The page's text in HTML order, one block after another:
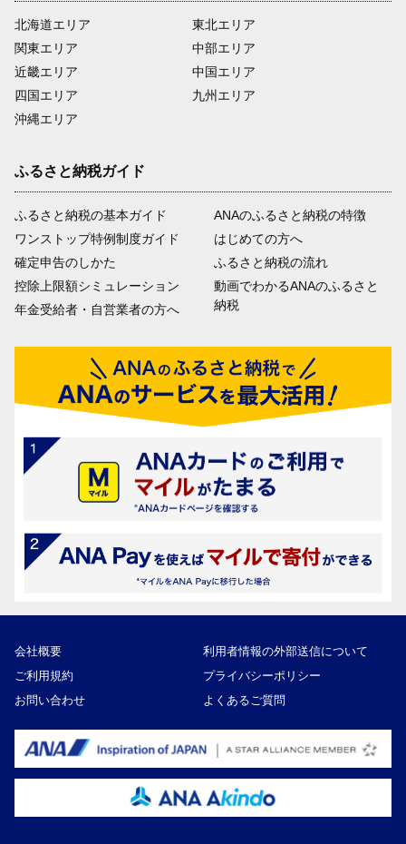
北海道エリア
関東エリア
近畿エリア
四国エリア
沖縄エリア
東北エリア
中部エリア
中国エリア
九州エリア
ふるさと納税ガイド
ふるさと納税の基本ガイド
ワンストップ特例制度ガイド
確定申告のしかた
控除上限額シミュレーション
年金受給者・自営業者の方へ
ANAのふるさと納税の特徴
はじめての方へ
ふるさと納税の流れ
動画でわかるANAのふるさと
納税
会社概要
利用者情報の外部送信について
ご利用規約
プライバシーポリシー
お問い合わせ
よくあるご質問